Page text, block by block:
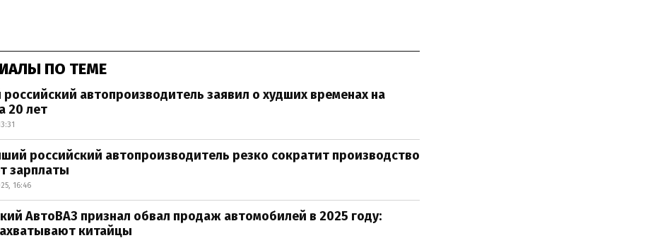
ПО ТЕМЕ
российский автопроизводитель заявил о худших временах на
20 лет
российский автопроизводитель резко сократит производство
зарплаты
16:46
АвтоВАЗ признал обвал продаж автомобилей в 2025 году:
китайцы